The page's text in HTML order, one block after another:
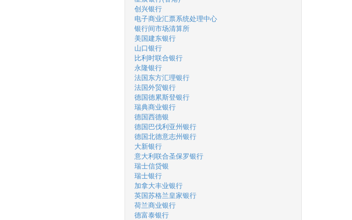
创兴银行
电子商业汇票系统处理中心
银行间市场清算所
美国建东银行
山口银行
比利时联合银行
永隆银行
法国东方汇理银行
法国外贸银行
德国德累斯登银行
瑞典商业银行
德国西德银
德国巴伐利亚州银行
德国北德意志州银行
大新银行
意大利联合圣保罗银行
瑞士信贷银
瑞士银行
加拿大丰业银行
英国苏格兰皇家银行
荷兰商业银行
德富泰银行